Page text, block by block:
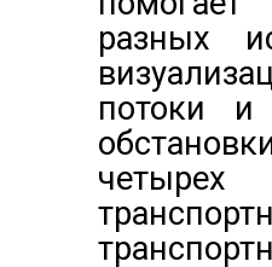
разных
потоки и